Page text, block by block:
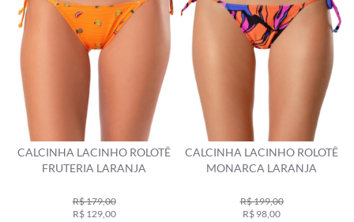
CALCINHA LACINHO ROLOTÊ
FRUTERIA LARANJA
R$ 179,00
R$ 129,00
CALCINHA LACINHO ROLOTÊ
MONARCA LARANJA
R$ 199,00
R$ 98,00